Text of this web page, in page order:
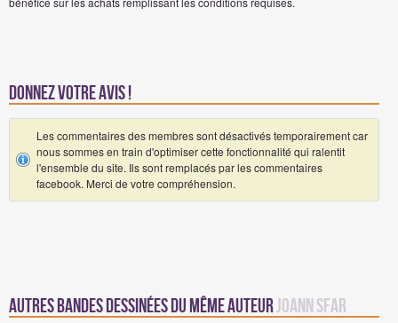
Donnez votre avis !
Les commentaires des membres sont désactivés temporairement car
nous sommes en train d'optimiser cette fonctionnalité qui ralentit
l'ensemble du site. Ils sont remplacés par les commentaires
facebook. Merci de votre compréhension.
Autres Bandes Dessinées du même auteurJoann Sfar